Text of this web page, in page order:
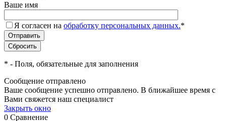
Ваше имя
Я согласен на обработку персональных данных.*
* - Поля, обязательные для заполнения
Сообщение отправлено
Ваше сообщение успешно отправлено. В ближайшее время с
Вами свяжется наш специалист
Закрыть окно
0 Сравнение